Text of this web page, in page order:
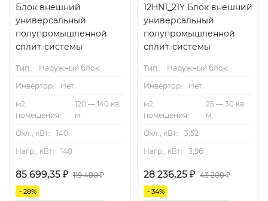
Блок внешний
универсальный
полупромышленной
сплит-системы
Тип.:
Наружный блок
Инвертор:
Нет
м2,
помещения:
120 — 140 кв.
м.
Охл., кВт:
140
Нагр., кВт:
140
85 699,35 ₽ 119 400₽
- 28%
12HN1_21Y Блок внешний
универсальный
полупромышленной
сплит-системы
Тип.:
Наружный блок
Инвертор:
Нет
м2,
помещения:
25 — 30 кв.
м.
Охл., кВт:
3,52
Нагр., кВт:
3,96
28 236,25 ₽ 43 200₽
- 34%